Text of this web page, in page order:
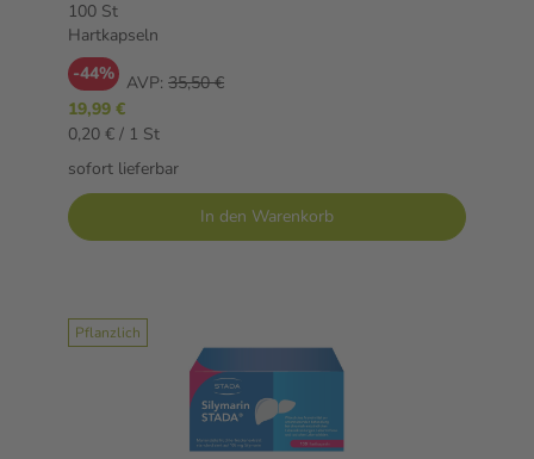
100 St
Hartkapseln
-44% AVP: 35,50 €
19,99 €
0,20 € / 1 St
sofort lieferbar
In den Warenkorb
Pflanzlich